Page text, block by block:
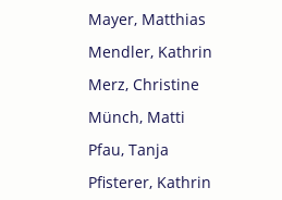
Mayer, Matthias
Mendler, Kathrin
Merz, Christine
Münch, Matti
Pfau, Tanja
Pfisterer, Kathrin